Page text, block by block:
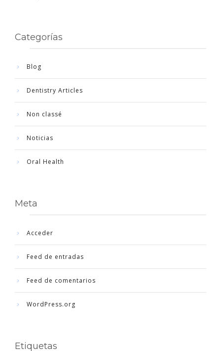
Categorías
Blog
Dentistry Articles
Non classé
Noticias
Oral Health
Meta
Acceder
Feed de entradas
Feed de comentarios
WordPress.org
Etiquetas